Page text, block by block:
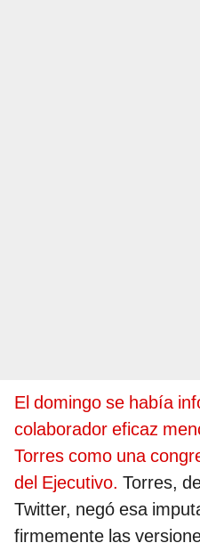
El domingo se había
colaborador eficaz
Torres como una
del Ejecutivo. Torres,
Twitter, negó esa
firmemente las